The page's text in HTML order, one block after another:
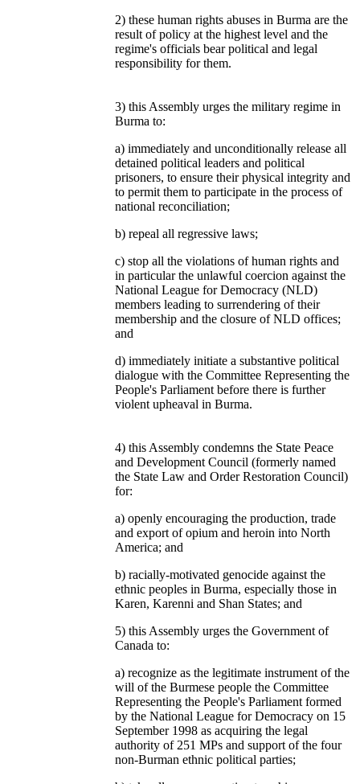
2) these human rights abuses in Burma are the
result of policy at the highest level and the
regime's officials bear political and legal
responsibility for them.
3) this Assembly urges the military regime in
Burma to:
a) immediately and unconditionally release all
detained political leaders and political
prisoners, to ensure their physical integrity and
to permit them to participate in the process of
national reconciliation;
b) repeal all regressive laws;
c) stop all the violations of human rights and
in particular the unlawful coercion against the
National League for Democracy (NLD)
members leading to surrendering of their
membership and the closure of NLD offices;
and
d) immediately initiate a substantive political
dialogue with the Committee Representing the
People's Parliament before there is further
violent upheaval in Burma.
4) this Assembly condemns the State Peace
and Development Council (formerly named
the State Law and Order Restoration Council)
for:
a) openly encouraging the production, trade
and export of opium and heroin into North
America; and
b) racially-motivated genocide against the
ethnic peoples in Burma, especially those in
Karen, Karenni and Shan States; and
5) this Assembly urges the Government of
Canada to:
a) recognize as the legitimate instrument of the
will of the Burmese people the Committee
Representing the People's Parliament formed
by the National League for Democracy on 15
September 1998 as acquiring the legal
authority of 251 MPs and support of the four
non-Burman ethnic political parties;